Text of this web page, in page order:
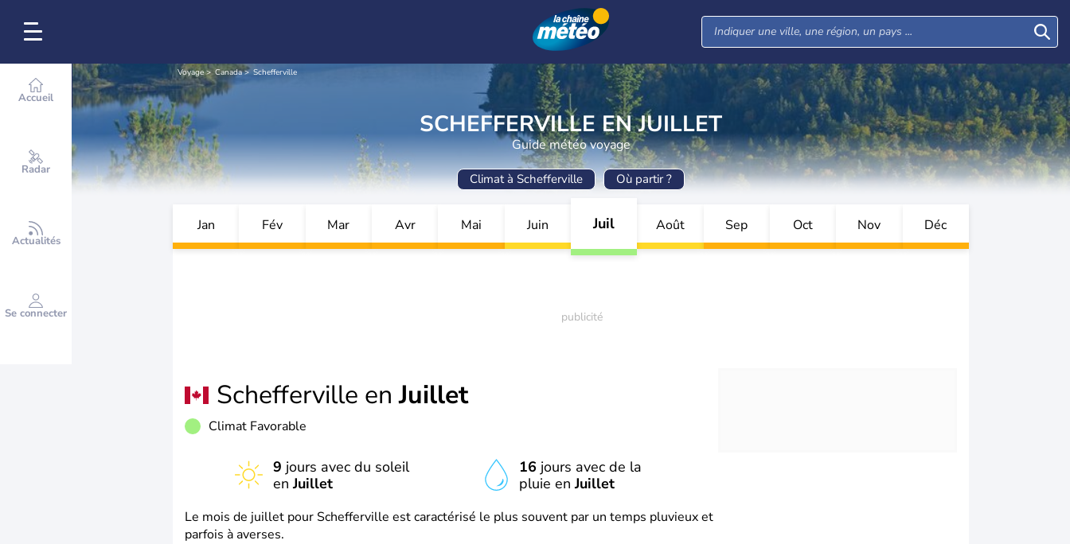
Accueil
Radar
Actualités
Se connecter
Voyage Canada Schefferville
SCHEFFERVILLE EN JUILLET
Guide météo voyage
Climat à Schefferville Où partir ?
Jan Fév Mar Avr Mai Juin Juil Août Sep Oct Nov Déc
Schefferville enJuillet
Climat Favorable
9 jours avec du soleil
enJuillet
16 jours avec de la
pluie enJuillet
Le mois de juillet pour Schefferville est caractérisé le plus souvent par un temps pluvieux et
parfois à averses.